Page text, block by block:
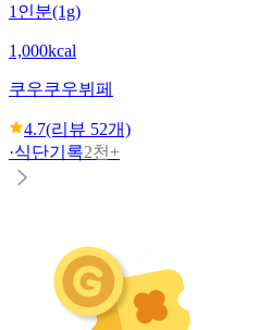
1인분(1g)
1,000kcal
쿠우쿠우뷔페
4.7(리뷰 52개)
·식단기록2천+